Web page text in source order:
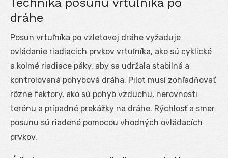
dráhe
Posun vrtuľníka po vzletovej dráhe vyžaduje
ovládanie riadiacich prvkov vrtuľníka, ako sú cyklické
a kolmé riadiace páky, aby sa udržala stabilná a
kontrolovaná pohybová dráha. Pilot musí zohľadňovať
rôzne faktory, ako sú pohyb vzduchu, nerovnosti
terénu a prípadné prekážky na dráhe. Rýchlosť a smer
posunu sú riadené pomocou vhodných ovládacích
prvkov.